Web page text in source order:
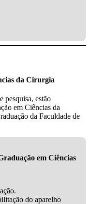
da Cirurgia
pesquisa, estão
em Ciências da
da Faculdade de
em Ciências
do aparelho